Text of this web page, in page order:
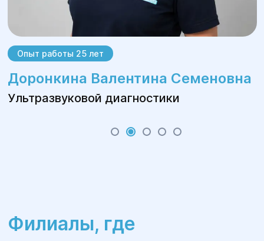
Опыт работы 25 лет
Доронкина Валентина Семеновна
Ультразвуковой диагностики
Филиалы, где